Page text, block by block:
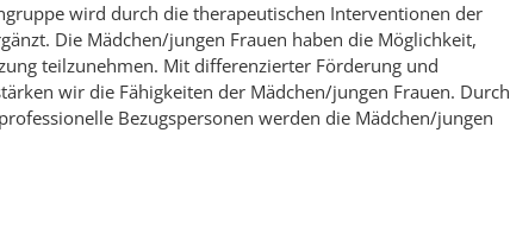
wird durch die therapeutischen Interventionen der
Die Mädchen/jungen Frauen haben die Möglichkeit,
teilzunehmen. Mit differenzierter Förderung und
wir die Fähigkeiten der Mädchen/jungen Frauen. Durch
Bezugspersonen werden die Mädchen/jungen